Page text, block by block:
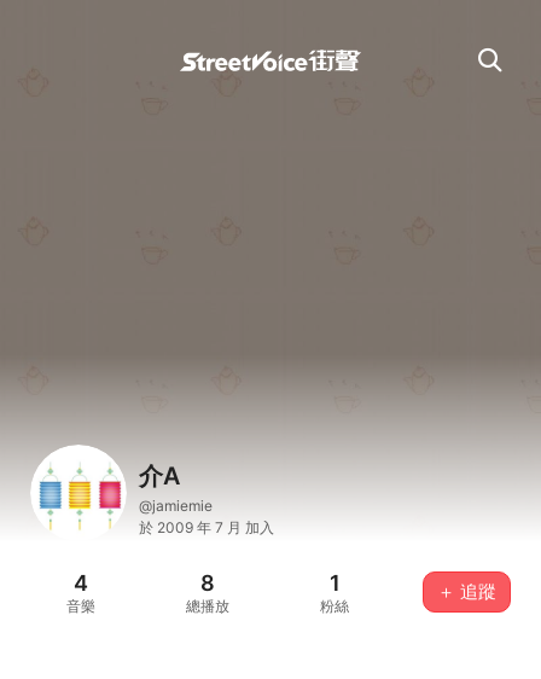
介A
@jamiemie
於 2009 年 7 月 加入
4
音樂
8
總播放
1
粉絲
＋ 追蹤